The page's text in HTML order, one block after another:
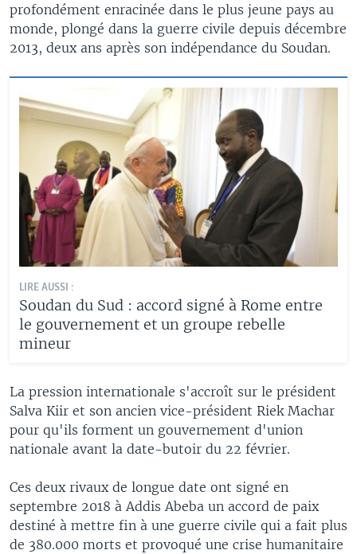
profondément enracinée dans le plus jeune pays au
monde, plongé dans la guerre civile depuis décembre
2013, deux ans après son indépendance du Soudan.
LIRE AUSSI :
Soudan du Sud : accord signé à Rome entre
le gouvernement et un groupe rebelle
mineur
La pression internationale s'accroît sur le président
Salva Kiir et son ancien vice-président Riek Machar
pour qu'ils forment un gouvernement d'union
nationale avant la date-butoir du 22 février.
Ces deux rivaux de longue date ont signé en
septembre 2018 à Addis Abeba un accord de paix
destiné à mettre fin à une guerre civile qui a fait plus
de 380.000 morts et provoqué une crise humanitaire